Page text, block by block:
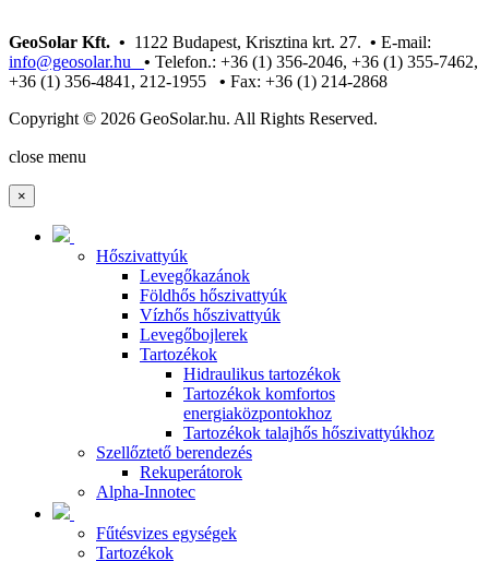
GeoSolar Kft. • 1122 Budapest, Krisztina krt. 27. • E-mail:
info@geosolar.hu • Telefon.: +36 (1) 356-2046, +36 (1) 355-7462,
+36 (1) 356-4841, 212-1955 • Fax: +36 (1) 214-2868
Copyright © 2026 GeoSolar.hu. All Rights Reserved.
close menu
×
Hőszivattyúk
Levegőkazánok
Földhős hőszivattyúk
Vízhős hőszivattyúk
Levegőbojlerek
Tartozékok
Hidraulikus tartozékok
Tartozékok komfortos
energiaközpontokhoz
Tartozékok talajhős hőszivattyúkhoz
Szellőztető berendezés
Rekuperátorok
Alpha-Innotec
Fűtésvizes egységek
Tartozékok